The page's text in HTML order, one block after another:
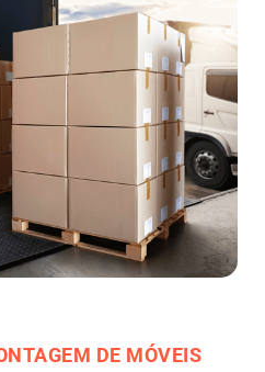
DE MÓVEIS